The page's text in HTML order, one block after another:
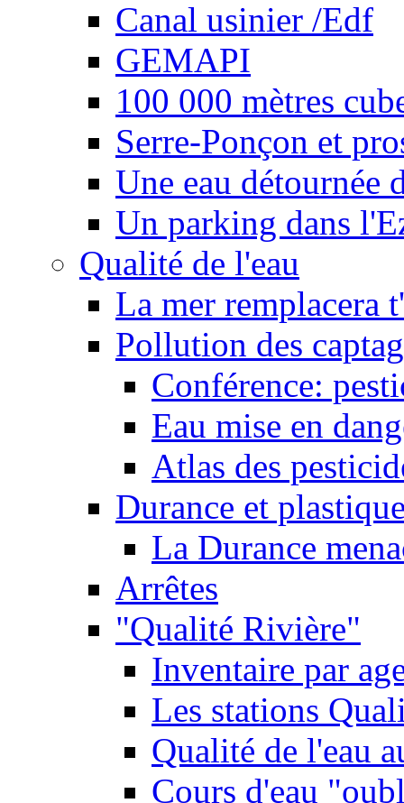
Canal usinier /Edf
GEMAPI
100 000 mètres
Serre-Ponçon et
Une eau détournée
Un parking dans
Qualité de l'eau
La mer remplacera
Pollution des
Conférence:
Eau mise en
Atlas des
Durance et
La Durance
Arrêtes
"Qualité Rivière"
Inventaire par
Les stations
Qualité de l'eau
Cours d'eau